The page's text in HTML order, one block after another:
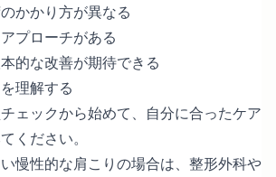
かかり方が異なる
プローチがある
的な改善が期待できる
理解する
ェックから始めて、自分に合ったケア
ください。
慢性的な肩こりの場合は、整形外科や